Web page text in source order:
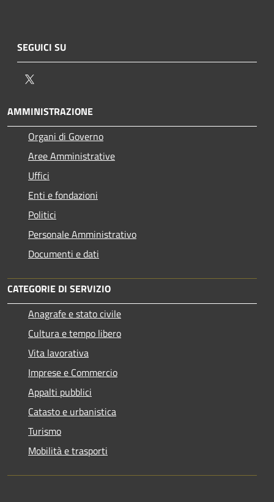
SEGUICI SU
AMMINISTRAZIONE
Organi di Governo
Aree Amministrative
Uffici
Enti e fondazioni
Politici
Personale Amministrativo
Documenti e dati
CATEGORIE DI SERVIZIO
Anagrafe e stato civile
Cultura e tempo libero
Vita lavorativa
Imprese e Commercio
Appalti pubblici
Catasto e urbanistica
Turismo
Mobilità e trasporti